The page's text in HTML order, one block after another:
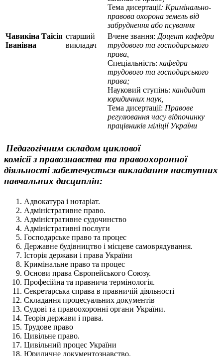
Тема дисертації: Кримінально-
правова охорона земель від
забруднення або псування
Чавикіна Таісія
Іванівна
старший
викладач
Вчене звання: Доцент кафедри
трудового та господарського
права,
Спеціальність: кафедра
трудового та господарського
права;
Науковий ступінь: кандидат
юридичних наук,
Тема дисертації: Правове
регулювання часу відпочинку
працівників міліції України
Педагогічним складом циклової
комісії з правознавства та правоохоронної
діяльності забезпечується викладання наступних
навчальних дисциплін:
Адвокатура і нотаріат.
Адміністративне право.
Адміністративне судочинство
Адміністративні послуги
Господарське право та процес
Державне будівництво і місцеве самоврядування.
Історія держави і права України
Кримінальне право та процес
Основи права Європейського Союзу.
Професійна та правнича термінологія.
Секретарська справа в правничій діяльності
Складання процесуальних документів
Судові та правоохоронні органи України.
Теорія держави і права.
Трудове право
Цивільне право.
Цивільний процес України
Юридичне документознавство.